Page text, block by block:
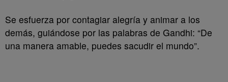
Se esfuerza por contagiar alegría y animar a los
demás, guiándose por las palabras de Gandhi: “De
una manera amable, puedes sacudir el mundo”.